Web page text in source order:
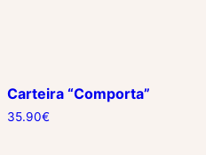
Carteira “Comporta”
35.90€